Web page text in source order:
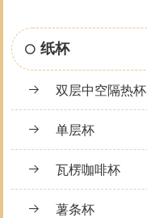
纸杯
双层中空隔热杯
单层杯
瓦楞咖啡杯
薯条杯